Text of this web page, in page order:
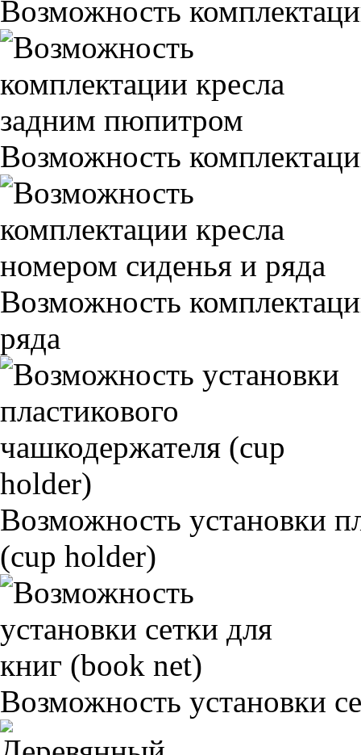
Возможность
Возможность
Возможность
ряда
Возможность установки
(cup holder)
Возможность установки